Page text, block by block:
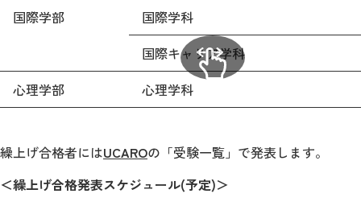
研究
留学・国際交流
ボランティア
国際学部
国際学科
国際キャリア学科
心理学部
心理学科
繰上げ合格者にはUCAROの「受験一覧」で発表します。
＜繰上げ合格発表スケジュール(予定)＞